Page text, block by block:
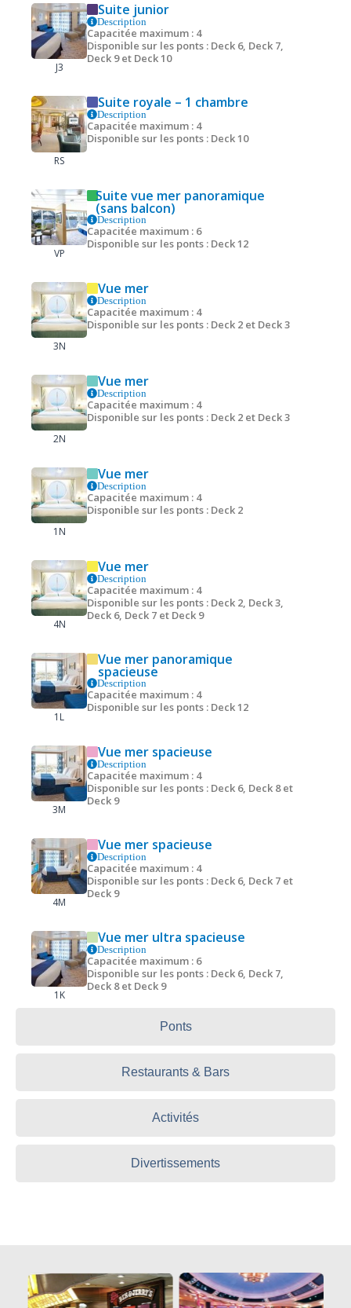
Ponts
Restaurants & Bars
Activités
Divertissements
J3
Suite junior
Description
Capacitée maximum : 4
Disponible sur les ponts : Deck 6, Deck 7,
Deck 9 et Deck 10
RS
Suite royale – 1 chambre
Description
Capacitée maximum : 4
Disponible sur les ponts : Deck 10
VP
Suite vue mer panoramique
(sans balcon)
Description
Capacitée maximum : 6
Disponible sur les ponts : Deck 12
3N
Vue mer
Description
Capacitée maximum : 4
Disponible sur les ponts : Deck 2 et Deck 3
2N
Vue mer
Description
Capacitée maximum : 4
Disponible sur les ponts : Deck 2 et Deck 3
1N
Vue mer
Description
Capacitée maximum : 4
Disponible sur les ponts : Deck 2
4N
Vue mer
Description
Capacitée maximum : 4
Disponible sur les ponts : Deck 2, Deck 3,
Deck 6, Deck 7 et Deck 9
1L
Vue mer panoramique
spacieuse
Description
Capacitée maximum : 4
Disponible sur les ponts : Deck 12
3M
Vue mer spacieuse
Description
Capacitée maximum : 4
Disponible sur les ponts : Deck 6, Deck 8 et
Deck 9
4M
Vue mer spacieuse
Description
Capacitée maximum : 4
Disponible sur les ponts : Deck 6, Deck 7 et
Deck 9
1K
Vue mer ultra spacieuse
Description
Capacitée maximum : 6
Disponible sur les ponts : Deck 6, Deck 7,
Deck 8 et Deck 9